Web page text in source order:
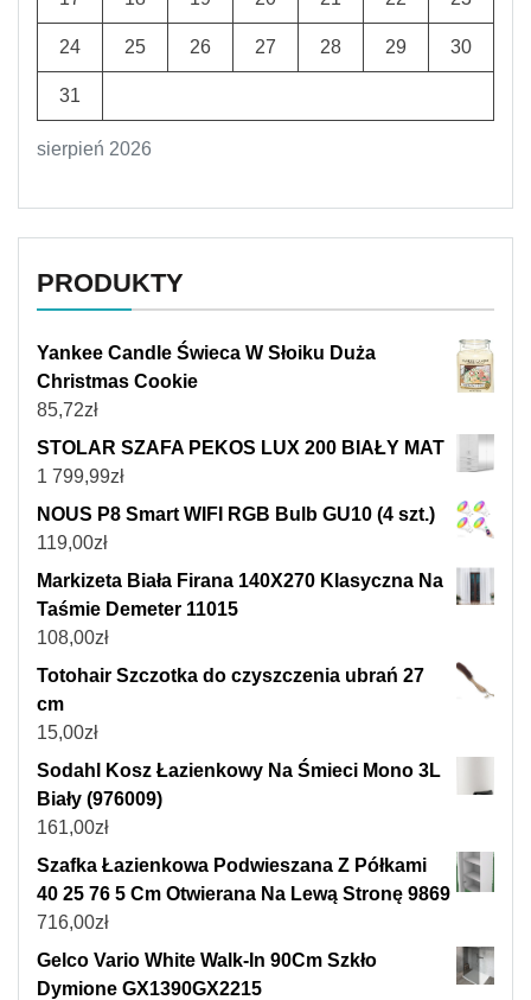
sierpień 2026
24 25 26 27 28 29 30
31
PRODUKTY
Yankee Candle Świeca W Słoiku Duża
Christmas Cookie
85,72zł
STOLAR SZAFA PEKOS LUX 200 BIAŁY MAT
1 799,99zł
NOUS P8 Smart WIFI RGB Bulb GU10 (4 szt.)
119,00zł
Markizeta Biała Firana 140X270 Klasyczna Na
Taśmie Demeter 11015
108,00zł
Totohair Szczotka do czyszczenia ubrań 27
cm
15,00zł
Sodahl Kosz Łazienkowy Na Śmieci Mono 3L
Biały (976009)
161,00zł
Szafka Łazienkowa Podwieszana Z Półkami
40 25 76 5 Cm Otwierana Na Lewą Stronę 9869
716,00zł
Gelco Vario White Walk-In 90Cm Szkło
Dymione GX1390GX2215